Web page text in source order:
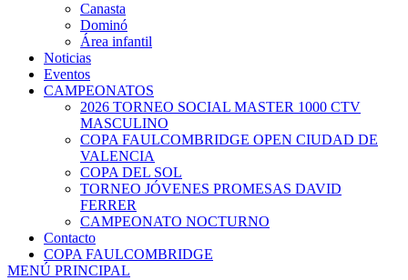
Canasta
Dominó
Área infantil
Noticias
Eventos
CAMPEONATOS
2026 TORNEO SOCIAL MASTER 1000 CTV
MASCULINO
COPA FAULCOMBRIDGE OPEN CIUDAD DE
VALENCIA
COPA DEL SOL
TORNEO JÓVENES PROMESAS DAVID
FERRER
CAMPEONATO NOCTURNO
Contacto
COPA FAULCOMBRIDGE
MENÚ PRINCIPAL